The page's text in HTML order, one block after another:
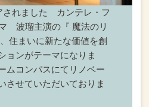
されました カンテレ・フ
波瑠主演の『 魔法のリ
住まいに新たな価値を創
ョンがテーマになりま
ムコンパスにてリノベー
させていただいておりま